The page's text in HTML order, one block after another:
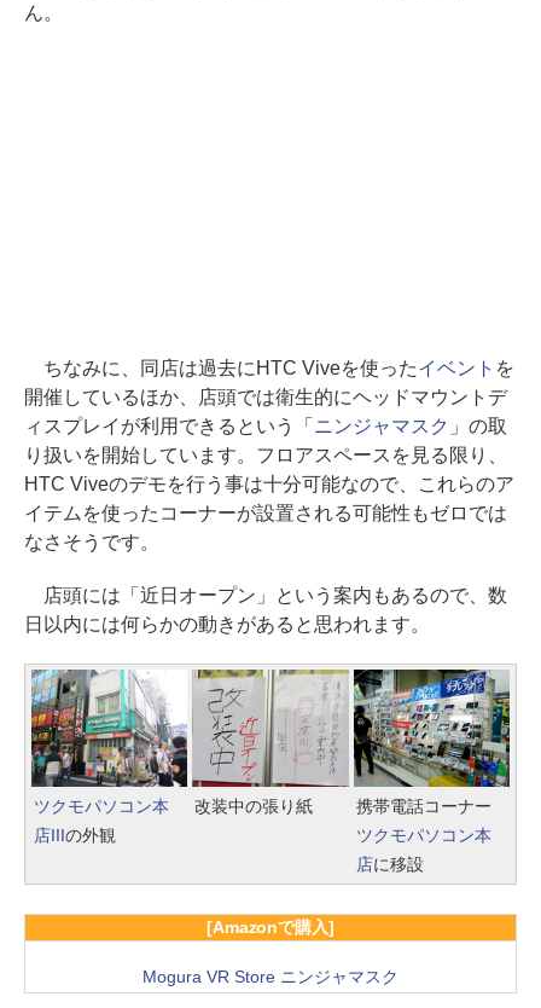
ん。
ちなみに、同店は過去にHTC Viveを使ったイベント を
開催しているほか、店頭では衛生的にヘッドマウントデ
ィスプレイが利用できるという「 ニンジャマスク 」の取
り扱いを開始しています。フロアスペースを見る限り、
HTC Viveのデモを行う事は十分可能なので、これらのア
イテムを使ったコーナーが設置される可能性もゼロでは
なさそうです。
店頭には「近日オープン」という案内もあるので、数
日以内には何らかの動きがあると思われます。
ツクモパソコン本
店IIIの外観
改装中の張り紙
携帯電話コーナー
ツクモパソコン本
店に移設
[Amazonで購入]
Mogura VR Store ニンジャマスク